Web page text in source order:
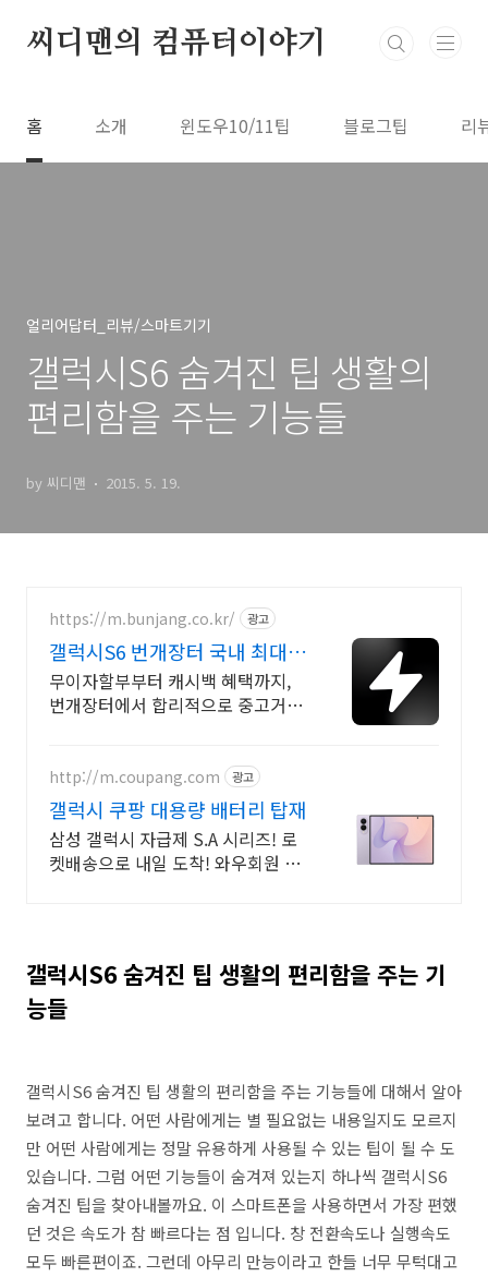
씨디맨의 컴퓨터이야기
홈 소개 윈도우10/11팁 블로그팁 리
얼리어답터_리뷰/스마트기기
갤럭시S6 숨겨진 팁 생활의
편리함을 주는 기능들
by 씨디맨 2015. 5. 19.
https://m.bunjang.co.kr/ 광고
갤럭시S6 번개장터 국내 최대
브랜드 중고거래
무이자할부부터 캐시백 혜택까지,
번개장터에서 합리적으로 중고거래
신규 상품 업로드
http://m.coupang.com 광고
갤럭시 쿠팡 대용량 배터리 탑재
삼성 갤럭시 자급제 S.A 시리즈! 로
켓배송으로 내일 도착! 와우회원 무
갤럭시S6 숨겨진 팁 생활의 편리함을 주는 기
능들
갤럭시S6 숨겨진 팁 생활의 편리함을 주는 기능들에 대해서 알아
보려고 합니다. 어떤 사람에게는 별 필요없는 내용일지도 모르지
만 어떤 사람에게는 정말 유용하게 사용될 수 있는 팁이 될 수 도
있습니다. 그럼 어떤 기능들이 숨겨져 있는지 하나씩 갤럭시S6
숨겨진 팁을 찾아내볼까요. 이 스마트폰을 사용하면서 가장 편했
던 것은 속도가 참 빠르다는 점 입니다. 창 전환속도나 실행속도
모두 빠른편이죠. 그런데 아무리 만능이라고 한들 너무 무턱대고